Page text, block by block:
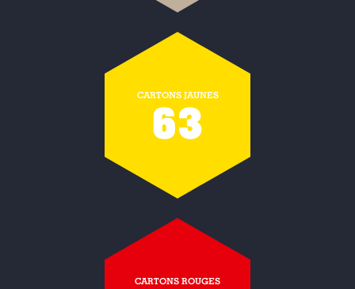
CARTONS JAUNES
63
CARTONS ROUGES